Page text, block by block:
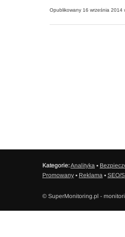
Opublikowany 16 września 2014
Kategorie:Analityka ▪
Promowany ▪ Reklama ▪ SEO/
© SuperMonitoring.pl -